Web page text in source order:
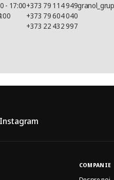
- 17:00+373 79 114 949
+373 79 604 040
+373 22 432 997
Instagram
COMPANIE